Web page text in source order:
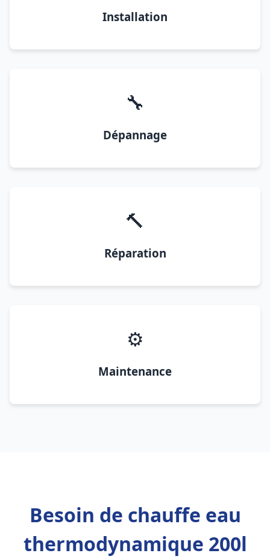
Installation
🔧
Dépannage
🔨
Réparation
⚙️
Maintenance
Besoin de chauffe eau
thermodynamique 200l